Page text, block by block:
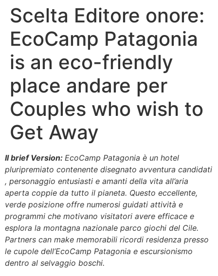
Scelta Editore onore:
EcoCamp Patagonia
is an eco-friendly
place andare per
Couples who wish to
Get Away
Il brief Version: EcoCamp Patagonia è un hotel
pluripremiato contenente disegnato avventura candidati
, personaggio entusiasti e amanti della vita all’aria
aperta coppie da tutto il pianeta. Questo eccellente,
verde posizione offre numerosi guidati attività e
programmi che motivano visitatori avere efficace e
esplora la montagna nazionale parco giochi del Cile.
Partners can make memorabili ricordi residenza presso
le cupole dell’EcoCamp Patagonia e escursionismo
dentro al selvaggio boschi.